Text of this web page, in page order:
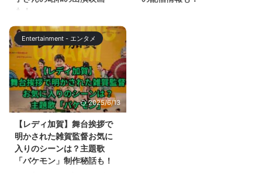
らや」イメージガールとして、活
たからや」新宿本店を紹 ...
スワン／マイナスカラーについて
も！
「不適切にもほどがある」が大好
評ですが、前作までポスターで登
場していたキョンキョンこと小泉
今日子さんが第8話にゲスト出演
しました。 そして、喫茶スキャ
ンダルでキョンキョンが読んでい
た本が話題になっています。 こ
の記事では、「不適切にもほどが
ある」８話で、キョンキョンが読
んでいた怪盗ルビイについて解説
します。 また、昭和時代にキョ
ンキョンが主演していた映画につ
いてもまとめます。 【不適切に
Entertainment - エンタメ
2025/6/13
【レディ加賀】舞台挨拶で
明かされた雑賀監督お気に
入りのシーンは？主題歌
「バケモン」制作秘話も！